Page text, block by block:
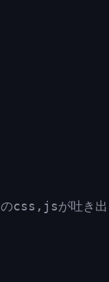
css,jsが吐き出